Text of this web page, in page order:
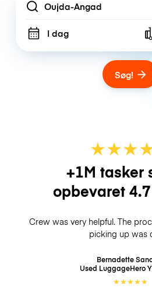
Location
I dag
Søg!
★★★
+1M tasker
opbevaret 4.7
Crew was very helpful. The
picking up was
Bernadette
Used LuggageHero
★★★★★